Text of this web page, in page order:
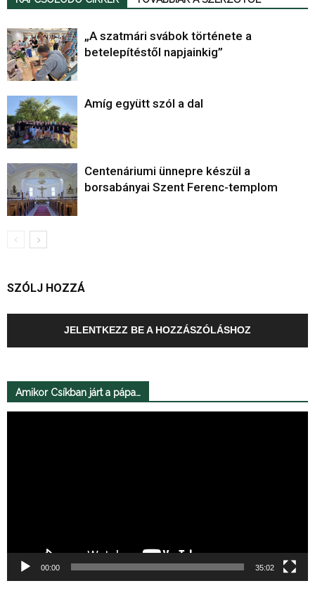
„A szatmári svábok története a
betelepítéstől napjainkig”
Amíg együtt szól a dal
Centenáriumi ünnepre készül a
borsabányai Szent Ferenc-templom
SZÓLJ HOZZÁ
JELENTKEZZ BE A HOZZÁSZÓLÁSHOZ
Amikor Csíkban járt a pápa…
00:00 35:02